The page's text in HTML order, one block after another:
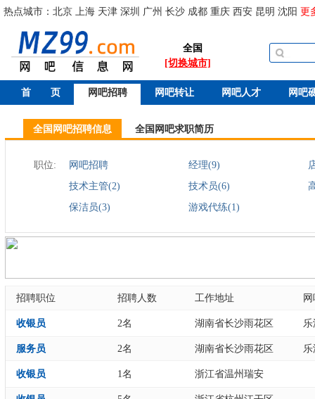
热点城市： 北京 上海 天津 深圳 广州 长沙 成都 重庆 西安 昆明 沈阳 更
全国
[切换城市]
首 页 网吧招聘 网吧转让 网吧人才 网吧
全国网吧求职简历
全国网吧招聘信息
职位: 网吧招聘 经理(9)
技术主管(2)
技术员(6)
保洁员(3)
游戏代练(1)
招聘职位 招聘人数 工作地址
收银员 2名 湖南省长沙雨花区
服务员 2名 湖南省长沙雨花区
收银员 1名 浙江省温州瑞安